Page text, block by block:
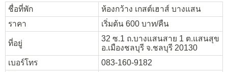
ชื่อที่พัก
ห้องกว้าง เกสต์เฮาส์ บางแสน
ราคา
เริ่มต้น 600 บาท/คืน
ที่อยู่
32 ซ.1 ถ.บางแสนสาย 1 ต.แสนสุข
อ.เมืองชลบุรี จ.ชลบุรี 20130
เบอร์โทร
083-160-9182